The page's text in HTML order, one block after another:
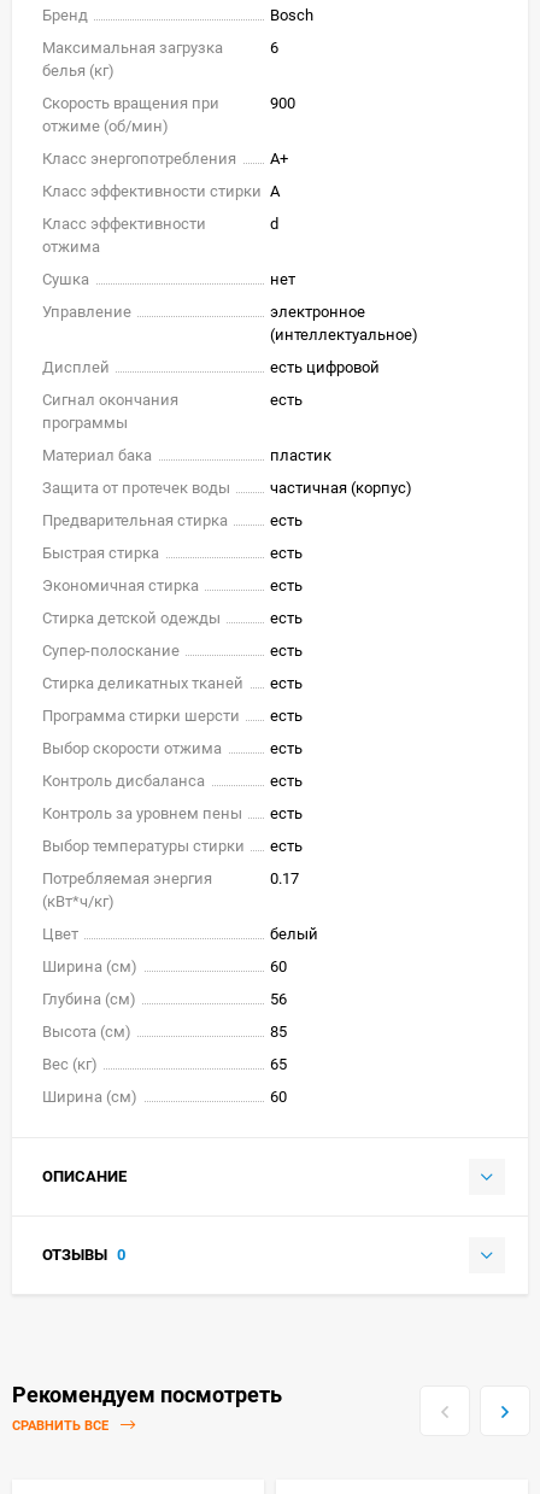
Бренд
Bosch
Максимальная загрузка
белья (кг)
6
Скорость вращения при
отжиме (об/мин)
900
Класс энергопотребления
A+
Класс эффективности стирки A
Класс эффективности
отжима
d
Сушка
нет
Управление
электронное
(интеллектуальное)
Дисплей
есть цифровой
Сигнал окончания
программы
есть
Материал бака
пластик
Защита от протечек воды
частичная (корпус)
Предварительная стирка
есть
Быстрая стирка
есть
Экономичная стирка
есть
Стирка детской одежды
есть
Супер-полоскание
есть
Стирка деликатных тканей
есть
Программа стирки шерсти
есть
Выбор скорости отжима
есть
Контроль дисбаланса
есть
Контроль за уровнем пены
есть
Выбор температуры стирки
есть
Потребляемая энергия
(кВт*ч/кг)
0.17
Цвет
белый
Ширина (см)
60
Глубина (см)
56
Высота (см)
85
Вес (кг)
65
Ширина (см)
60
ОПИСАНИЕ
ОТЗЫВЫ 0
Рекомендуем посмотреть
СРАВНИТЬ ВСЕ